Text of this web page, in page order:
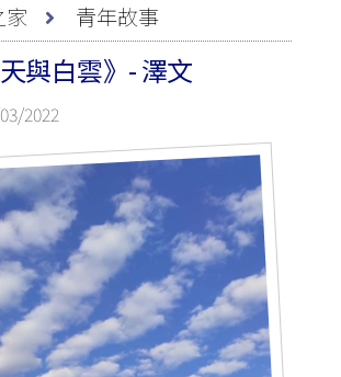
家 青年故事
與白雲》- 澤文
2022